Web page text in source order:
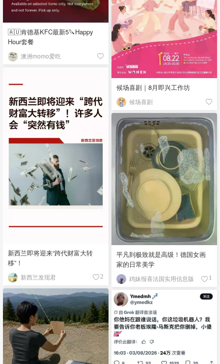
🇦🇺肯德基KFC最新5🔪Happy
Hour套餐
澳洲momo爱吃
候场喜剧｜8月即兴工作坊
候场喜剧
新西兰即将迎来“跨代财富大转
移”！
新西兰发现君 2
平凡到极致就是高级！德国女画
家的日常美学
鸡妹报喜法国实用信息版 1